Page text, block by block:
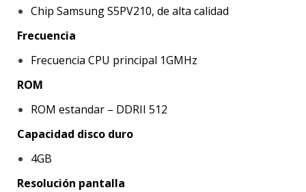
Chip Samsung S5PV210, de alta calidad
Frecuencia
Frecuencia CPU principal 1GMHz
ROM
ROM estandar – DDRII 512
Capacidad disco duro
4GB
Resolución pantalla